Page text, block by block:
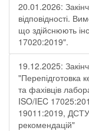
20.01.2026:
відповідності.
що здійснюють
17020:2019".
19.12.2025:
"Перепідготовка
та фахівців
ISO/IEC
19011:2019,
рекомендацій"